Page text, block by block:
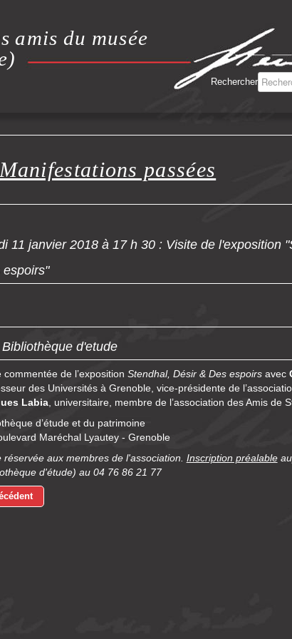
amis du musée
Rechercher
Manifestations passées
11 janvier 2018 à 17 h 30 : Visite de l'exposition
espoirs"
d'etude
commentée de l’exposition Stendhal, Désir & Des espoirsavec
des Universités à Grenoble, vice-présidente de
Labia, universitaire, membre de l’association des Amis de
d’étude et du patrimoine
Maréchal Lyautey - Grenoble
réservée aux membres de l'association. Inscription préalable
d'étude) au 04 76 86 21 77